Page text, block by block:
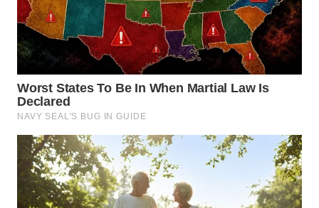
WN
LANGKAT
WN
SELATAN
WN
TANJUNG
LESUNG
WN